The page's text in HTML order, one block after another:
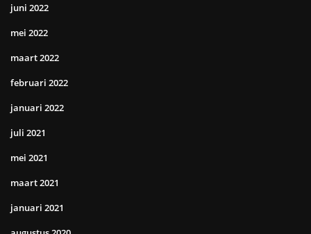
juni 2022
mei 2022
maart 2022
februari 2022
januari 2022
juli 2021
mei 2021
maart 2021
januari 2021